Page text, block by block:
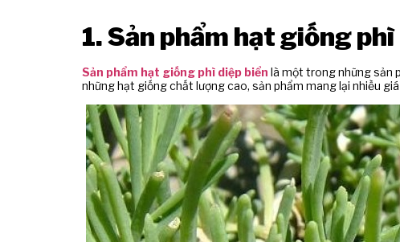
1. Sản phẩm hạt giống
Sản phẩm hạt giống phì diệp biển là một trong những sản
những hạt giống chất lượng cao, sản phẩm mang lại nhiều